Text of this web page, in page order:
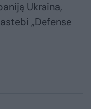
Ukraina,
„Defense